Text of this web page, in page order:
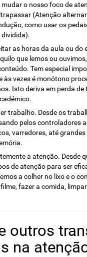
o nosso foco de
(Atenção
como usar os
as horas da aula ou do
que lemos ou
Tem especial
vezes é monótono
Isto deriva em perda de
trabalho. Desde os
pelos controladores
varredores, até
a atenção. Desde
de atenção para ser
a colher no lixo e o
fazer a comida,
outros
na